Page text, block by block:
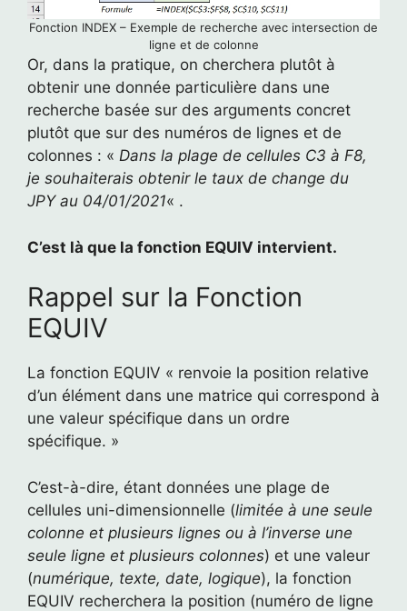
Fonction INDEX – Exemple de recherche avec intersection de
ligne et de colonne
Or, dans la pratique, on cherchera plutôt à
obtenir une donnée particulière dans une
recherche basée sur des arguments concret
plutôt que sur des numéros de lignes et de
colonnes : « Dans la plage de cellules C3 à F8,
je souhaiterais obtenir le taux de change du
JPY au 04/01/2021« .
C’est là que la fonction EQUIV intervient.
Rappel sur la Fonction
EQUIV
La fonction EQUIV « renvoie la position relative
d’un élément dans une matrice qui correspond à
une valeur spécifique dans un ordre
spécifique. »
C’est-à-dire, étant données une plage de
cellules uni-dimensionnelle (limitée à une seule
colonne et plusieurs lignes ou à l’inverse une
seule ligne et plusieurs colonnes) et une valeur
(numérique, texte, date, logique), la fonction
EQUIV recherchera la position (numéro de ligne